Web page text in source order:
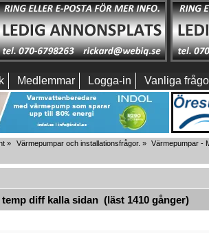
Medlemmar Logga-in Vanliga
» Värmepumpar och installationsfrågor. » Värmepumpar -
temp diff kalla sidan (läst 1410 gånger)